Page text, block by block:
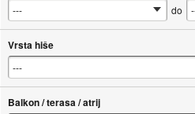
do
Vrsta hiše
Balkon / terasa / atrij